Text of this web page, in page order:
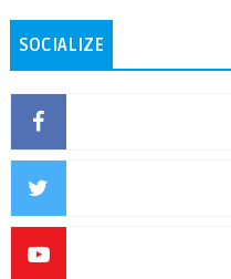
SOCIALIZE